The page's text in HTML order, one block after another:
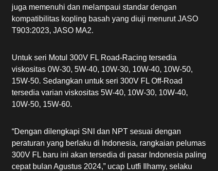
juga memenuhi dan melampaui standar dengan
kompatibilitas kopling basah yang diuji menurut JASO
T903:2023, JASO MA2.
Untuk seri Motul 300V FL Road-Racing tersedia
viskositas 0W-30, 5W-40, 10W-30, 10W-40, 10W-50,
15W-50. Sedangkan untuk seri 300V FL Off-Road
tersedia varian viskositas 5W-40, 10W-30, 10W-40,
10W-50, 15W-60.
“Dengan dilengkapi SNI dan NPT sesuai dengan
peraturan yang berlaku di Indonesia, rangkaian pelumas
300V FL baru ini akan tersedia di pasar Indonesia paling
cepat bulan Agustus 2024,” ucap Lutfi Ilhamy, selaku